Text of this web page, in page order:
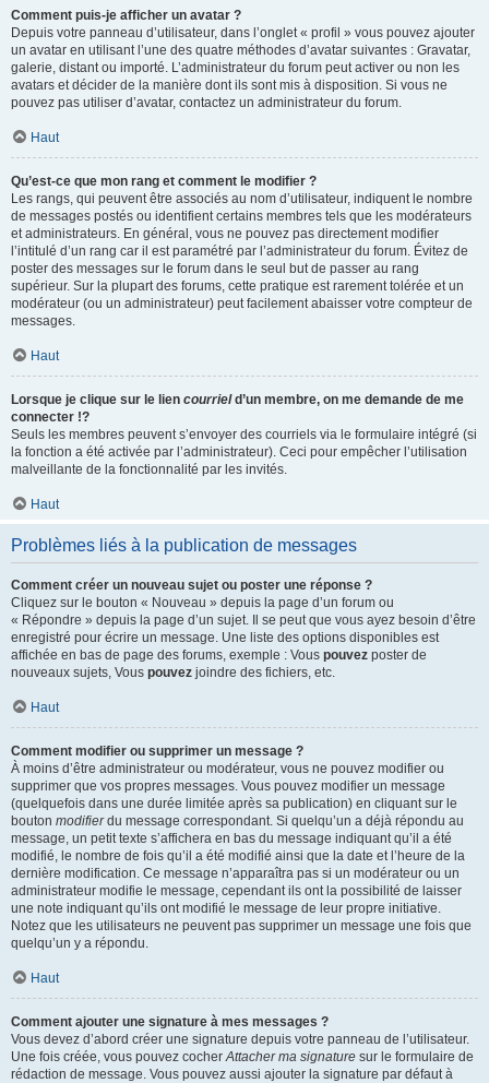
Comment puis-je afficher un avatar ?
Depuis votre panneau d’utilisateur, dans l’onglet « profil » vous pouvez ajouter
un avatar en utilisant l’une des quatre méthodes d’avatar suivantes : Gravatar,
galerie, distant ou importé. L’administrateur du forum peut activer ou non les
avatars et décider de la manière dont ils sont mis à disposition. Si vous ne
pouvez pas utiliser d’avatar, contactez un administrateur du forum.
Haut
Qu’est-ce que mon rang et comment le modifier ?
Les rangs, qui peuvent être associés au nom d’utilisateur, indiquent le nombre
de messages postés ou identifient certains membres tels que les modérateurs
et administrateurs. En général, vous ne pouvez pas directement modifier
l’intitulé d’un rang car il est paramétré par l’administrateur du forum. Évitez de
poster des messages sur le forum dans le seul but de passer au rang
supérieur. Sur la plupart des forums, cette pratique est rarement tolérée et un
modérateur (ou un administrateur) peut facilement abaisser votre compteur de
messages.
Haut
Lorsque je clique sur le lien courrield’un membre, on me demande de me
connecter !?
Seuls les membres peuvent s’envoyer des courriels via le formulaire intégré (si
la fonction a été activée par l’administrateur). Ceci pour empêcher l’utilisation
malveillante de la fonctionnalité par les invités.
Haut
Problèmes liés à la publication de messages
Comment créer un nouveau sujet ou poster une réponse ?
Cliquez sur le bouton « Nouveau » depuis la page d’un forum ou
« Répondre » depuis la page d’un sujet. Il se peut que vous ayez besoin d’être
enregistré pour écrire un message. Une liste des options disponibles est
affichée en bas de page des forums, exemple : Vous pouvez poster de
nouveaux sujets, Vous pouvez joindre des fichiers, etc.
Haut
Comment modifier ou supprimer un message ?
À moins d’être administrateur ou modérateur, vous ne pouvez modifier ou
supprimer que vos propres messages. Vous pouvez modifier un message
(quelquefois dans une durée limitée après sa publication) en cliquant sur le
bouton modifierdu message correspondant. Si quelqu’un a déjà répondu au
message, un petit texte s’affichera en bas du message indiquant qu’il a été
modifié, le nombre de fois qu’il a été modifié ainsi que la date et l’heure de la
dernière modification. Ce message n’apparaîtra pas si un modérateur ou un
administrateur modifie le message, cependant ils ont la possibilité de laisser
une note indiquant qu’ils ont modifié le message de leur propre initiative.
Notez que les utilisateurs ne peuvent pas supprimer un message une fois que
quelqu’un y a répondu.
Haut
Comment ajouter une signature à mes messages ?
Vous devez d’abord créer une signature depuis votre panneau de l’utilisateur.
Une fois créée, vous pouvez cocherAttacher ma signature sur le formulaire de
rédaction de message. Vous pouvez aussi ajouter la signature par défaut à